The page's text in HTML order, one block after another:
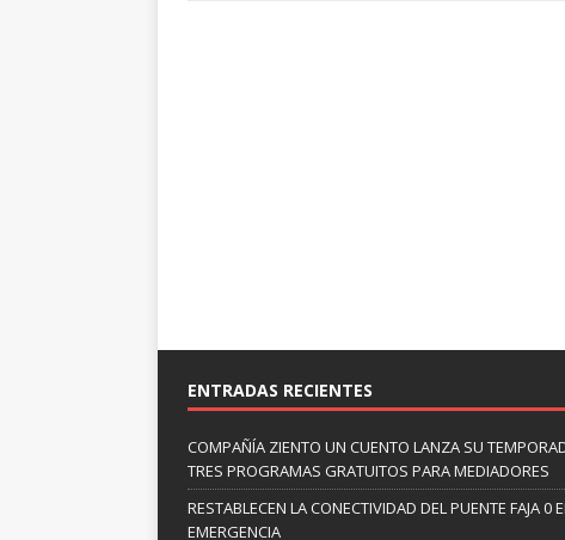
ENTRADAS RECIENTES
COMPAÑÍA ZIENTO UN CUENTO LANZA SU
TRES PROGRAMAS GRATUITOS PARA MEDIADORES
RESTABLECEN LA CONECTIVIDAD DEL PUENTE FAJA 0
EMERGENCIA